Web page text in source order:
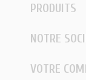
PRODUITS
NOTRE
VOTRE